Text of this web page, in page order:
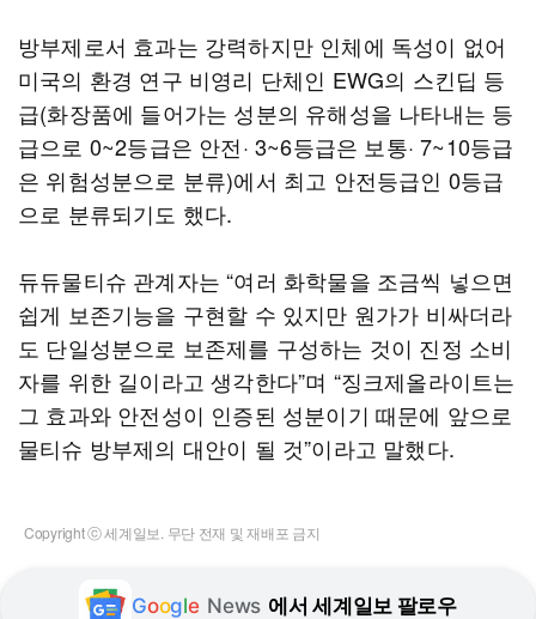
방부제로서 효과는 강력하지만 인체에 독성이 없어
미국의 환경 연구 비영리 단체인 EWG의 스킨딥 등
급(화장품에 들어가는 성분의 유해성을 나타내는 등
급으로 0~2등급은 안전· 3~6등급은 보통· 7~10등급
은 위험성분으로 분류)에서 최고 안전등급인 0등급
으로 분류되기도 했다.
듀듀물티슈 관계자는 “여러 화학물을 조금씩 넣으면
쉽게 보존기능을 구현할 수 있지만 원가가 비싸더라
도 단일성분으로 보존제를 구성하는 것이 진정 소비
자를 위한 길이라고 생각한다”며 “징크제올라이트는
그 효과와 안전성이 인증된 성분이기 때문에 앞으로
물티슈 방부제의 대안이 될 것”이라고 말했다.
Copyright ⓒ 세계일보. 무단 전재 및 재배포 금지
Google News 에서 세계일보 팔로우